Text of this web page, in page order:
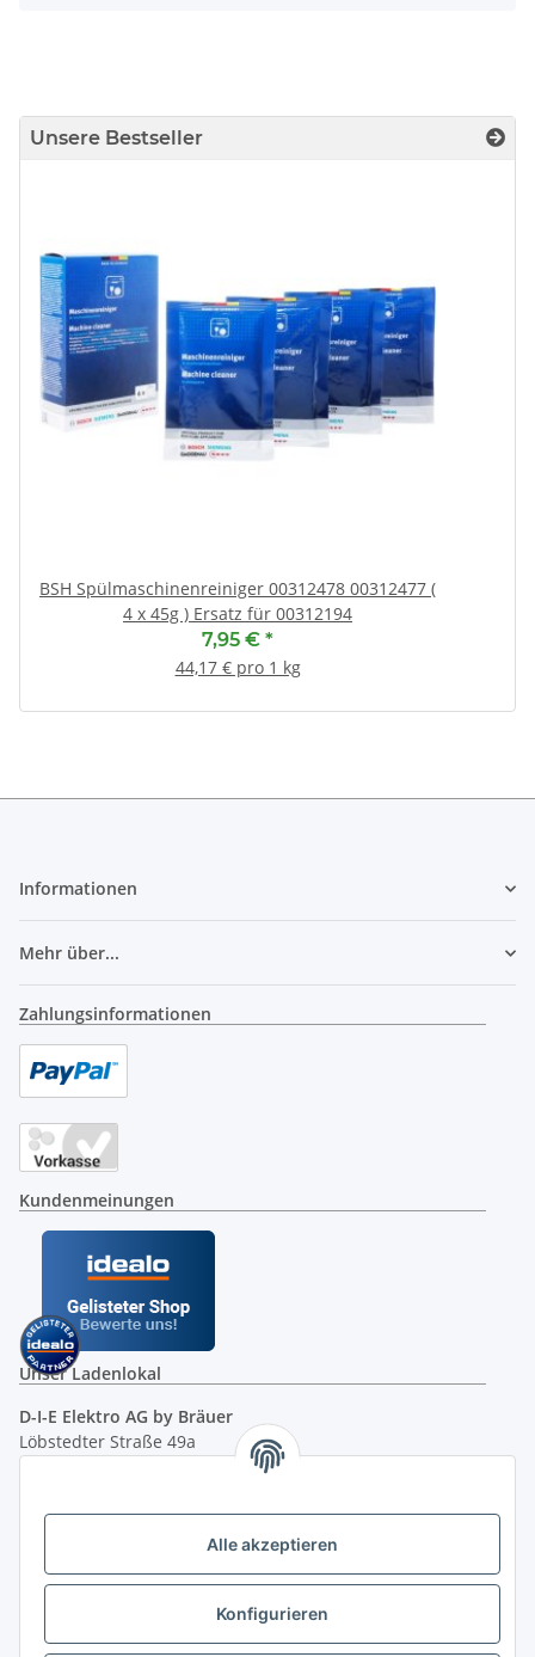
Alle akzeptieren
Konfigurieren
Unsere Bestseller
BSH Spülmaschinenreiniger 00312478 00312477 (
4 x 45g ) Ersatz für 00312194
7,95 € *
44,17 € pro 1 kg
Informationen
Mehr über...
Zahlungsinformationen
Kundenmeinungen
Unser Ladenlokal
D-I-E Elektro AG by Bräuer
Löbstedter Straße 49a
( siehe Google-Maps )
Öffnungszeiten:
10.00 - 18.00 Uhr
Ladenpreis versus Internetpreis